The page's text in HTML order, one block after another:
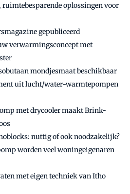
ruimtebesparende oplossingen voor
gepubliceerd
verwarmingsconcept met
mondjesmaat beschikbaar
uit lucht/water-warmtepompen
met drycooler maakt Brink-
nuttig of ook noodzakelijk?
worden veel woningeigenaren
met eigen techniek van Itho